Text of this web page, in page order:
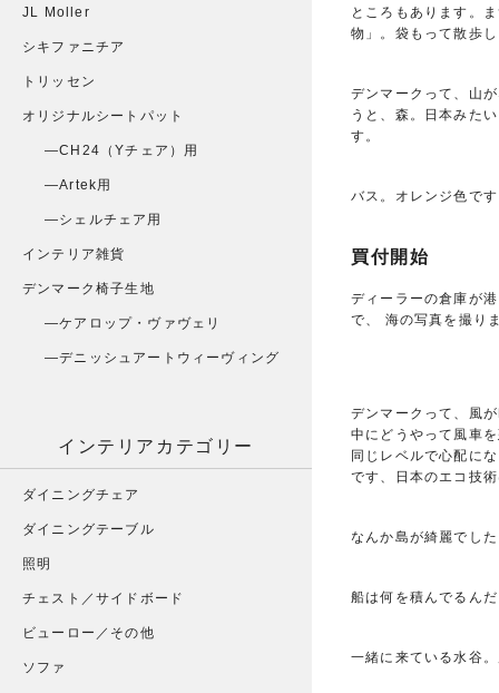
ところもあります。
物」。袋もって散歩
デンマークって、山
うと、森。日本みた
す。
バス。オレンジ色で
買付開始
ディーラーの倉庫が
で、 海の写真を撮り
デンマークって、風
中にどうやって風車
同じレベルで心配に
です、日本のエコ技
なんか島が綺麗でし
船は何を積んでるん
一緒に来ている水谷
JL Moller
シキファニチア
トリッセン
オリジナルシートパット
CH24（Yチェア）用
Artek用
シェルチェア用
インテリア雑貨
デンマーク椅子生地
ケアロップ・ヴァヴェリ
デニッシュアートウィーヴィング
インテリアカテゴリー
ダイニングチェア
ダイニングテーブル
照明
チェスト／サイドボード
ビューロー／その他
ソファ